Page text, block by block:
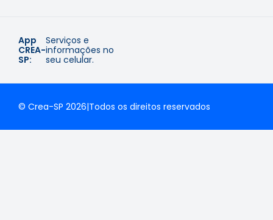
App
CREA-
SP:
Serviços e
informações no
seu celular.
© Crea-SP 2026|Todos os direitos reservados